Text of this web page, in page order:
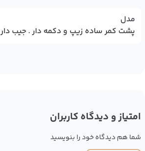
مدل
پشت کمر ساده زیپ و دکمه دار . جیب دار
امتیاز و دیدگاه کاربران
شما هم دیدگاه خود را بنویسید